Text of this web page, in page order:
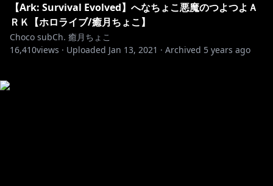
【Ark: Survival Evolved】へなちょこ悪魔のつよつよＡ
ＲＫ【ホロライブ/癒月ちょこ】
Choco subCh. 癒月ちょこ
16,410views · Uploaded Jan 13, 2021 · Archived 5 years ago